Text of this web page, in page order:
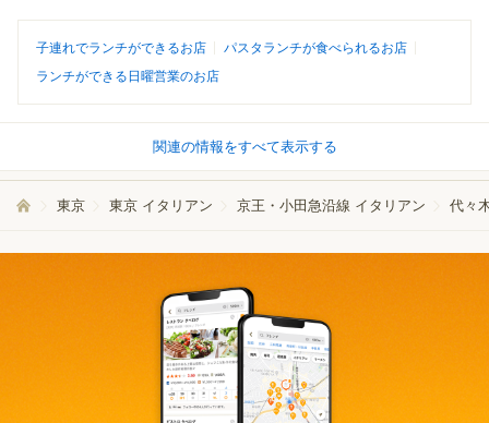
子連れでランチができるお店
パスタランチが食べられるお店
ランチができる日曜営業のお店
関連の情報をすべて表示する
東京 東京 イタリアン 京王・小田急沿線 イタリアン 代々